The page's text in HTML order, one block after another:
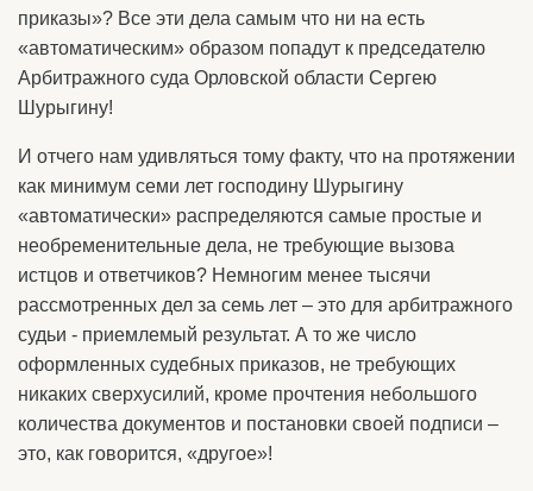
приказы»? Все эти дела самым что ни на есть
«автоматическим» образом попадут к председателю
Арбитражного суда Орловской области Сергею
Шурыгину!
И отчего нам удивляться тому факту, что на протяжении
как минимум семи лет господину Шурыгину
«автоматически» распределяются самые простые и
необременительные дела, не требующие вызова
истцов и ответчиков? Немногим менее тысячи
рассмотренных дел за семь лет – это для арбитражного
судьи - приемлемый результат. А то же число
оформленных судебных приказов, не требующих
никаких сверхусилий, кроме прочтения небольшого
количества документов и постановки своей подписи –
это, как говорится, «другое»!